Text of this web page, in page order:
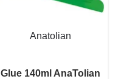
Anatolian
Glue 140ml AnaTolian